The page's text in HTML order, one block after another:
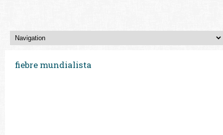
fiebre mundialista